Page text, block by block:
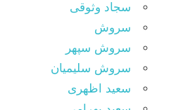
سجاد وثوقى
سروش
سروش سپهر
سروش سلیمیان
سعید اظهری